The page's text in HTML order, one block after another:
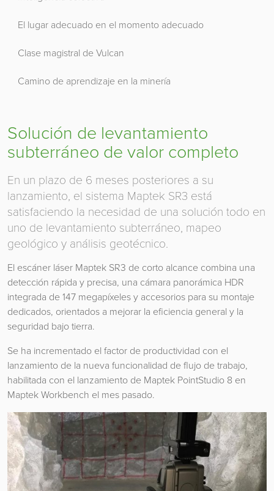
El lugar adecuado en el momento adecuado
Clase magistral de Vulcan
Camino de aprendizaje en la minería
Solución de levantamiento
subterráneo de valor completo
En un plazo de 6 meses posteriores a su
lanzamiento, el sistema Maptek SR3 está
satisfaciendo la necesidad de una solución todo en
uno de levantamiento subterráneo, mapeo
geológico y análisis geotécnico.
El escáner láser Maptek SR3 de corto alcance combina una
detección rápida y precisa, una cámara panorámica HDR
integrada de 147 megapíxeles y accesorios para su montaje
dedicados, orientados a mejorar la eficiencia general y la
seguridad bajo tierra.
Se ha incrementado el factor de productividad con el
lanzamiento de la nueva funcionalidad de flujo de trabajo,
habilitada con el lanzamiento de Maptek PointStudio 8 en
Maptek Workbench el mes pasado.